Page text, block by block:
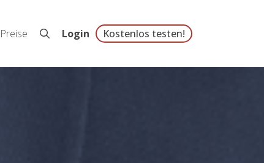
Preise Login Kostenlos testen!